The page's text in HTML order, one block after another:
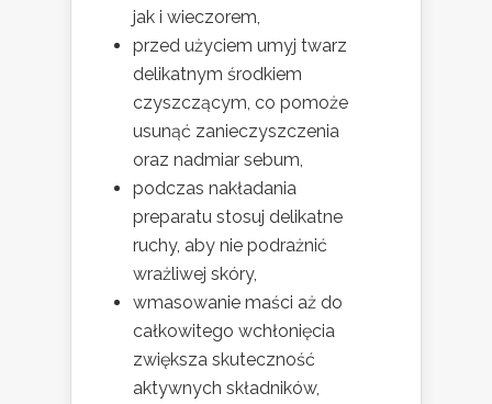
jak i wieczorem,
przed użyciem umyj twarz
delikatnym środkiem
czyszczącym, co pomoże
usunąć zanieczyszczenia
oraz nadmiar sebum,
podczas nakładania
preparatu stosuj delikatne
ruchy, aby nie podrażnić
wrażliwej skóry,
wmasowanie maści aż do
całkowitego wchłonięcia
zwiększa skuteczność
aktywnych składników,